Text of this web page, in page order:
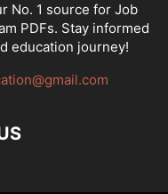
No. 1 source for Job
PDFs. Stay informed
education journey!